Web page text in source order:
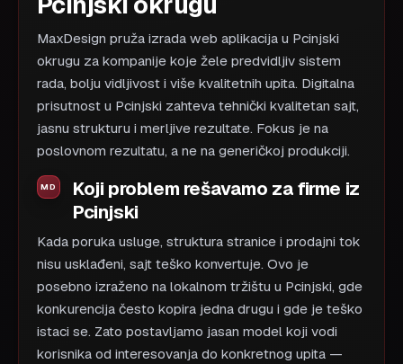
MaxDesign pruža izrada web aplikacija u Pcinjski
okrugu za kompanije koje žele predvidljiv sistem
rada, bolju vidljivost i više kvalitetnih upita. Digitalna
prisutnost u Pcinjski zahteva tehnički kvalitetan sajt,
jasnu strukturu i merljive rezultate. Fokus je na
poslovnom rezultatu, a ne na generičkoj produkciji.
Koji problem rešavamo za firme iz
Pcinjski
Kada poruka usluge, struktura stranice i prodajni tok
nisu usklađeni, sajt teško konvertuje. Ovo je
posebno izraženo na lokalnom tržištu u Pcinjski, gde
konkurencija često kopira jedna drugu i gde je teško
istaci se. Zato postavljamo jasan model koji vodi
korisnika od interesovanja do konkretnog upita —